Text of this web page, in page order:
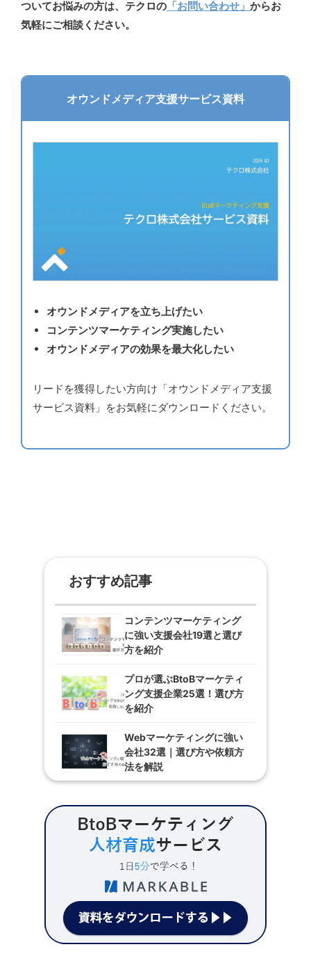
ついてお悩みの方は、テクロの 「お問い合わせ」 からお
気軽にご相談ください。
オウンドメディア支援サービス資料
オウンドメディアを立ち上げたい
コンテンツマーケティング実施したい
オウンドメディアの効果を最大化したい
リードを獲得したい方向け「オウンドメディア支援
サービス資料」をお気軽にダウンロードください。
おすすめ記事
コンテンツマーケティング
に強い支援会社19選と選び
方を紹介
プロが選ぶBtoBマーケティ
ング支援企業25選！選び方
を紹介
Webマーケティングに強い
会社32選｜選び方や依頼方
法を解説